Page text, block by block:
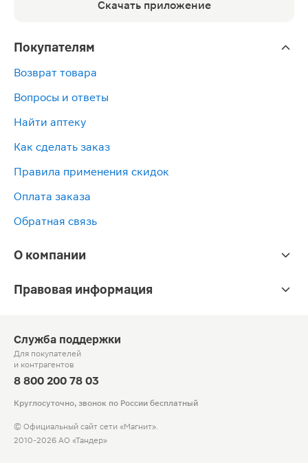
Скачать приложение
Покупателям
Возврат товара
Вопросы и ответы
Найти аптеку
Как сделать заказ
Правила применения скидок
Оплата заказа
Обратная связь
О компании
Правовая информация
Служба поддержки
Для покупателей
и контрагентов
8 800 200 78 03
Круглосуточно, звонок по России бесплатный
© Официальный сайт сети «Магнит».
2010-2026 АО «Тандер»